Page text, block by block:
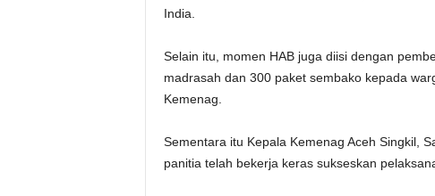
India.
Selain itu, momen HAB juga diisi dengan
madrasah dan 300 paket sembako kepada
Kemenag.
Sementara itu Kepala Kemenag Aceh Singkil,
panitia telah bekerja keras sukseskan